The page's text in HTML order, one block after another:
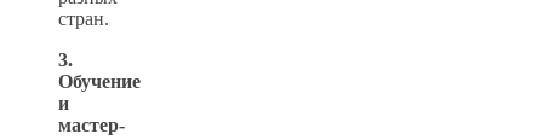
стран.
3.
Обучение
и
мастер-